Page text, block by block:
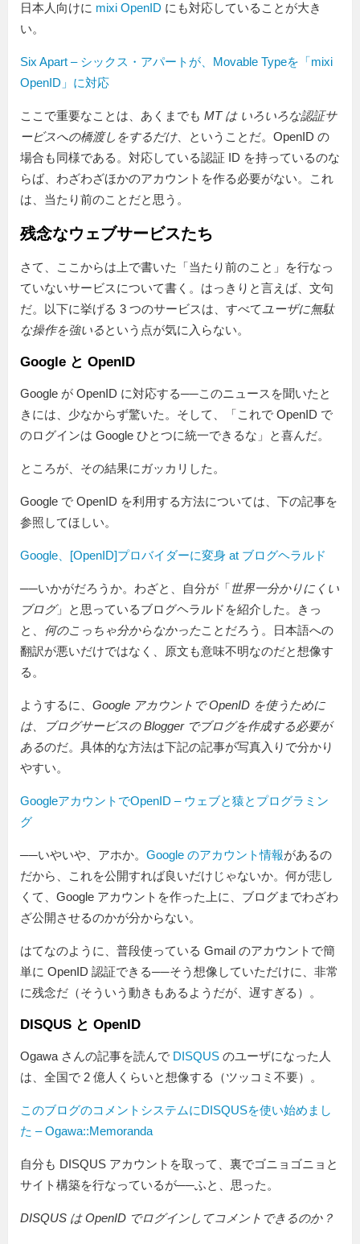
日本人向けに mixi OpenID にも対応していることが大き
い。
Six Apart – シックス・アパートが、Movable Typeを「mixi
OpenID」に対応
ここで重要なことは、あくまでも MT は いろいろな認証サ
ービスへの橋渡しをするだけ、ということだ。OpenID の
場合も同様である。対応している認証 ID を持っているのな
らば、わざわざほかのアカウントを作る必要がない。これ
は、当たり前のことだと思う。
残念なウェブサービスたち
さて、ここからは上で書いた「当たり前のこと」を行なっ
ていないサービスについて書く。はっきりと言えば、文句
だ。以下に挙げる 3 つのサービスは、すべてユーザに無駄
な操作を強いるという点が気に入らない。
Google と OpenID
Google が OpenID に対応する──このニュースを聞いたと
きには、少なからず驚いた。そして、「これで OpenID で
のログインは Google ひとつに統一できるな」と喜んだ。
ところが、その結果にガッカリした。
Google で OpenID を利用する方法については、下の記事を
参照してほしい。
Google、[OpenID]プロバイダーに変身 at ブログヘラルド
──いかがだろうか。わざと、自分が「世界一分かりにくい
ブログ」と思っているブログヘラルドを紹介した。きっ
と、 何のこっちゃ分からなかったことだろう。日本語への
翻訳が悪いだけではなく、原文も意味不明なのだと想像す
る。
ようするに、 Google アカウントで OpenID を使うために
は、ブログサービスの Blogger でブログを作成する必要が
あるのだ。具体的な方法は下記の記事が写真入りで分かり
やすい。
GoogleアカウントでOpenID – ウェブと猿とプログラミン
グ
──いやいや、アホか。 Google のアカウント情報があるの
だから、これを公開すれば良いだけじゃないか。何が悲し
くて、Google アカウントを作った上に、ブログまでわざわ
ざ公開させるのかが分からない。
はてなのように、普段使っている Gmail のアカウントで簡
単に OpenID 認証できる──そう想像していただけに、非常
に残念だ（そういう動きもあるようだが、遅すぎる）。
DISQUS と OpenID
Ogawa さんの記事を読んで DISQUS のユーザになった人
は、全国で 2 億人くらいと想像する（ツッコミ不要）。
このブログのコメントシステムにDISQUSを使い始めまし
た – Ogawa::Memoranda
自分も DISQUS アカウントを取って、裏でゴニョゴニョと
サイト構築を行なっているが──ふと、思った。
DISQUS は OpenID でログインしてコメントできるのか？